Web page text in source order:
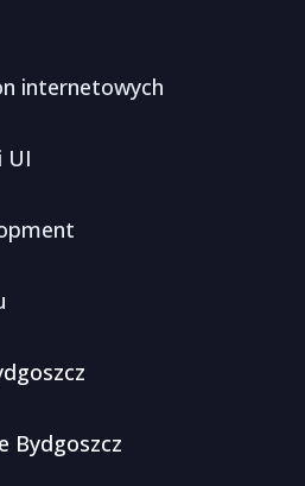
internetowych
UI
Bydgoszcz